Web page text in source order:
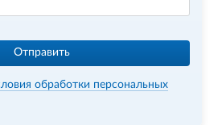
Отправить
обработки персональных